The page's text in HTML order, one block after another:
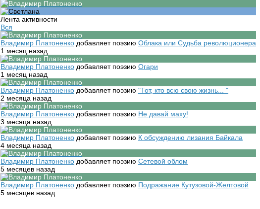
Лента активности
Вся
Владимир Платоненко добавляет поэзию Облака или Судьба революционера
1 месяц назад
Владимир Платоненко добавляет поэзию Огари
1 месяц назад
Владимир Платоненко добавляет поэзию "Тот, кто всю свою жизнь... "
2 месяца назад
Владимир Платоненко добавляет поэзию Не давай маху!
3 месяца назад
Владимир Платоненко добавляет поэзию К обсуждению лизания Байкала
4 месяца назад
Владимир Платоненко добавляет поэзию Сетевой облом
5 месяцев назад
Владимир Платоненко добавляет поэзию Подражание Кутузовой-Желтовой
5 месяцев назад